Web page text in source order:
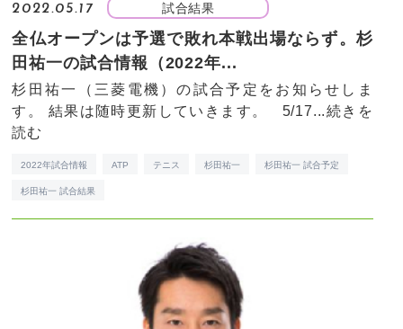
2022.05.17 試合結果
全仏オープンは予選で敗れ本戦出場ならず。杉
田祐一の試合情報（2022年...
杉田祐一（三菱電機）の試合予定をお知らせしま
す。 結果は随時更新していきます。 5/17...続きを
読む
2022年試合情報 ATP テニス 杉田祐一 杉田祐一 試合予定
杉田祐一 試合結果